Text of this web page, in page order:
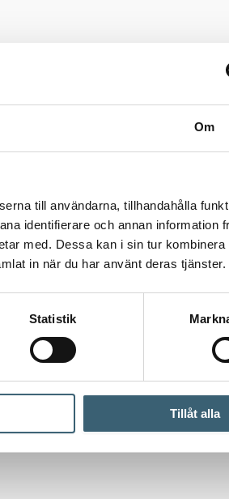
Om
till användarna, tillhandahålla
identifierare och annan information
med. Dessa kan i sin tur kombinera
in när du har använt deras tjänster.
Statistik
Tillåt alla